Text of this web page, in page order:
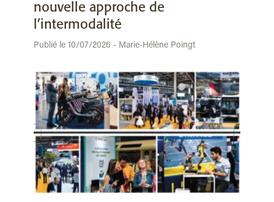
nouvelle approche de
l’intermodalité
Publié le 10/07/2026 - Marie-Hélène Poingt